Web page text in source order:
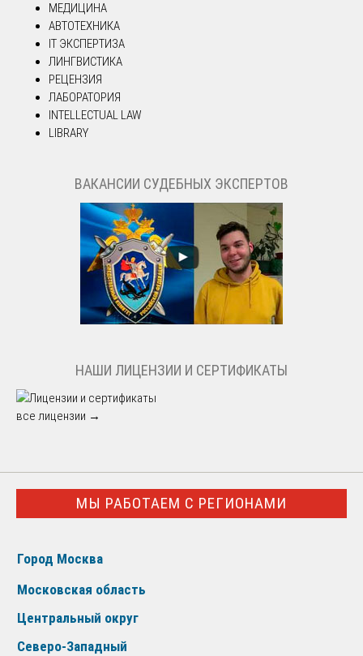
МЕДИЦИНА
АВТОТЕХНИКА
IT ЭКСПЕРТИЗА
ЛИНГВИСТИКА
РЕЦЕНЗИЯ
ЛАБОРАТОРИЯ
INTELLECTUAL LAW
LIBRARY
ВАКАНСИИ СУДЕБНЫХ ЭКСПЕРТОВ
НАШИ ЛИЦЕНЗИИ И СЕРТИФИКАТЫ
все лицензии →
МЫ РАБОТАЕМ С РЕГИОНАМИ
Город Москва
Московская область
Центральный округ
Северо-Западный